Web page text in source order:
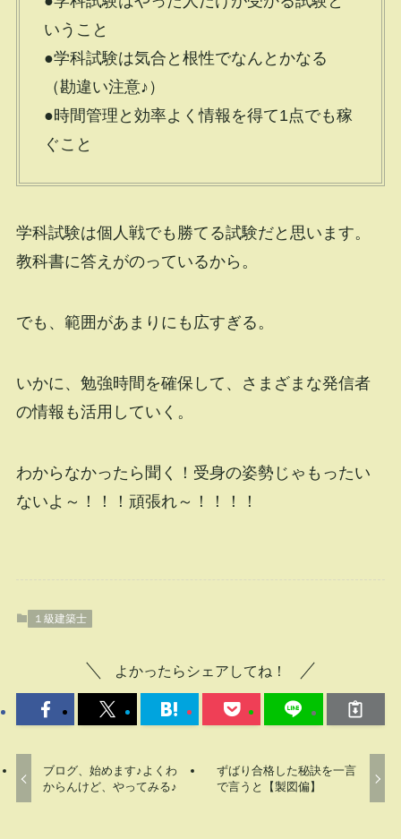
いうこと
●学科試験は気合と根性でなんとかなる
（勘違い注意♪）
●時間管理と効率よく情報を得て1点でも稼
ぐこと
学科試験は個人戦でも勝てる試験だと思います。
教科書に答えがのっているから。
でも、範囲があまりにも広すぎる。
いかに、勉強時間を確保して、さまざまな発信者
の情報も活用していく。
わからなかったら聞く！受身の姿勢じゃもったい
ないよ～！！！頑張れ～！！！！
１級建築士
よかったらシェアしてね！
ブログ、始めます♪よくわ
からんけど、やってみる♪
ずばり合格した秘訣を一言
で言うと【製図偏】